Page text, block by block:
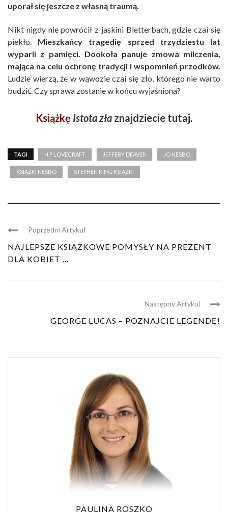
uporał się jeszcze z własną traumą.
Nikt nigdy nie powrócił z jaskini Bletterbach, gdzie czai się
piekło. Mieszkańcy tragedię sprzed trzydziestu lat
wyparli z pamięci. Dookoła panuje zmowa milczenia,
mająca na celu ochronę tradycji i wspomnień przodków.
Ludzie wierzą, że w wąwozie czai się zło, którego nie warto
budzić. Czy sprawa zostanie w końcu wyjaśniona?
Książkę Istota zła znajdziecie tutaj.
TAGI H.P LOVECRAFT JEFFERY DEAVER JO NESBO
KSIĄŻKI NESBO STEPHEN KING KSIĄŻKI
Poprzedni Artykuł
NAJLEPSZE KSIĄŻKOWE POMYSŁY NA PREZENT
DLA KOBIET ...
Następny Artykul
GEORGE LUCAS – POZNAJCIE LEGENDĘ!
PAULINA ROSZKO